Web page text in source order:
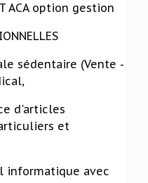
ACA option gestion
sédentaire (Vente -
d'articles
et
informatique avec